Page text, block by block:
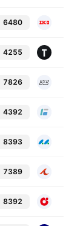
6480
4255
7826
4392
8393
7389
8392